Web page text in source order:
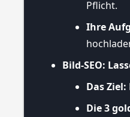
Pflicht.
Ihre
Bild-SEO:
Das Ziel:
Die 3